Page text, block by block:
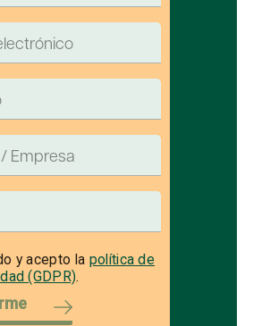
y acepto la política de
(GDPR).